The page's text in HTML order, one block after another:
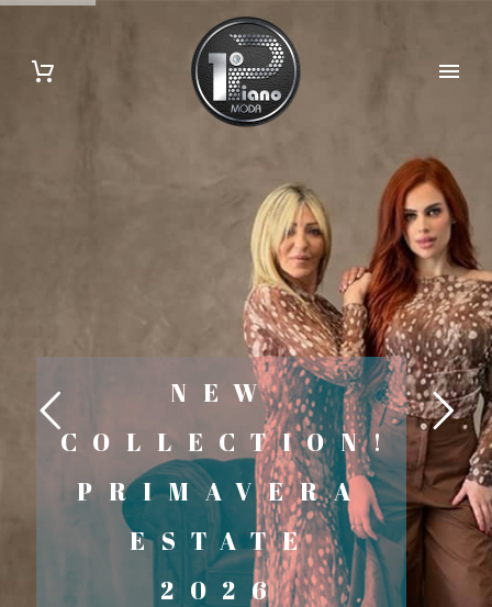
NEW
COLLECTION!
PRIMAVERA
ESTATE
2026